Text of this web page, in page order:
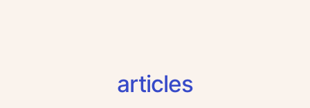
articles